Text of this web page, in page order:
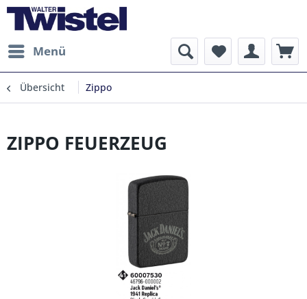
Menü
Übersicht Zippo
ZIPPO FEUERZEUG